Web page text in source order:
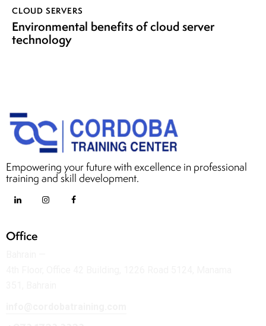
CLOUD SERVERS
Environmental benefits of cloud server
technology
Empowering your future with excellence in professional
training and skill development.
Office